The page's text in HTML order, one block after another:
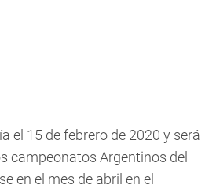
el 15 de febrero de 2020 y será
campeonatos Argentinos del
en el mes de abril en el